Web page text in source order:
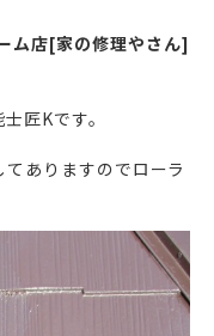
ム店[家の修理やさん]
匠Kです。
ありますのでローラ